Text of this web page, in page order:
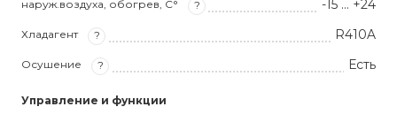
наруж.воздуха, обогрев, С° ? -15 … +24
Хладагент ? R410A
Осушение ? Есть
Управление и функции